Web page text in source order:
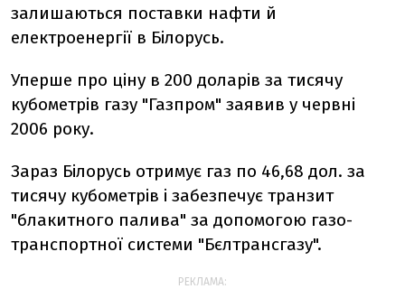
залишаються поставки нафти й
електроенергії в Білорусь.
Уперше про ціну в 200 доларів за тисячу
кубометрів газу "Газпром" заявив у червні
2006 року.
Зараз Білорусь отримує газ по 46,68 дол. за
тисячу кубометрів і забезпечує транзит
"блакитного палива" за допомогою газо-
транспортної системи "Бєлтрансгазу".
РЕКЛАМА: